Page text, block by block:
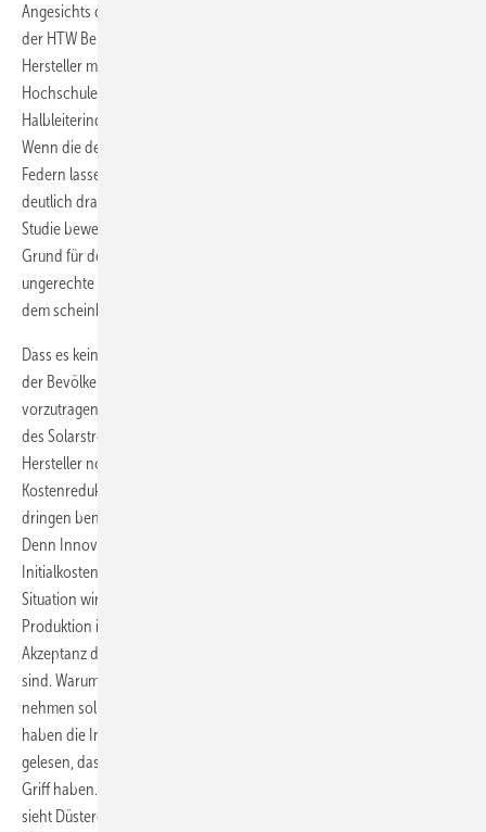
Angesichts der gestern in der Wirtschaftswoche vorgestellten Studie
der HTW Berlin über die Zukunft des Solarmarktes aus Sicht deutscher
Hersteller mutet dieses Entgegenkommen des BSW seltsam an. Die
Hochschule für Technik und Wirtschaft hatte angemahnt, dass die
Halbleiterindustrie wenig Rücksicht auf die deutschen Belange nehme.
Wenn die deutschen Hersteller jetzt auch noch im Heimatmarkt
Federn lassen müssen, könnte die Konsolidierung des Marktes
deutlich drastischere Züge annehmen als das die Berliner Autoren der
Studie bewerteten. Dann ist nicht mehr nur der Preisdruck aus Asien
Grund für den Rückgang der Absatzzahlen sondern eben auch der
ungerechte Wettbewerb des geförderten Solarstromes gegenüber
dem scheinbar ungeförderten Atomstrom.
Dass es kein großes Agendasetting der Branchenverbände gibt, um in
der Bevölkerung diesen Mißstand in der Argumentation transparent
vorzutragen, ist seltsam. Diese logische Schieflage in der Bewertung
des Solarstroms wird sicherlich den Druck auf die deutschen
Hersteller noch erhöhen, die wegbrechenden Umsätze durch
Kostenreduktion aufzufangen. Dass dies auch bei F amp;E, also den
dringen benötigten Innovationen stattfinden wird, ist offensichtlich.
Denn Innovation sind langfristige Investitionen, die nur bei hohen
Initialkosten langfristig den Umsatz sichern. Angesichts der aktuellen
Situation wird es stattdessen im besten Fall einfach ein Auslagern der
Produktion in Billiglohnländer geben. Das schadet langfristig der
Akzeptanz der Solarmodule, die dann nicht mehr
sind. Warum der Kunden dann nicht gleich Solarpaneele aus China
nehmen sollte, wird schwer vermittelbar sein. Denn spätestens jetzt
haben die Interessenten in der HTW/Wirtschaftswoche-Studie
gelesen, dass LDK, Suntech und Yingli Solar ihre Qualitätsprobleme im
Griff haben. Wolfgang Hummel von der HTW, der Leiter der Studie
sieht Düsteres am Horizont aufziehen, auch und gerade wegen der